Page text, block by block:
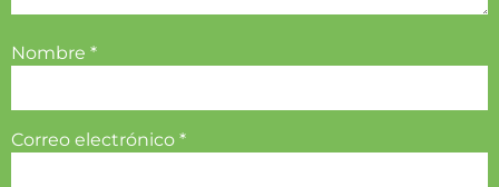
Nombre *
Correo electrónico *